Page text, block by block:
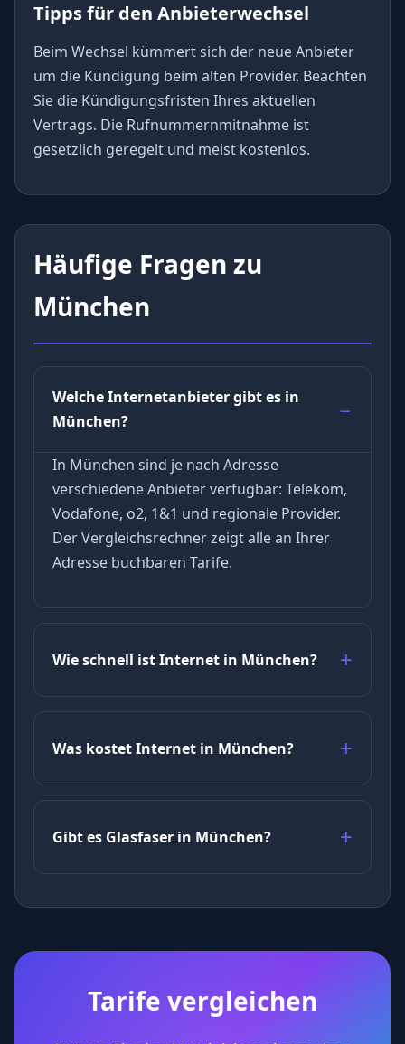
Tipps für den Anbieterwechsel
Beim Wechsel kümmert sich der neue Anbieter
um die Kündigung beim alten Provider. Beachten
Sie die Kündigungsfristen Ihres aktuellen
Vertrags. Die Rufnummernmitnahme ist
gesetzlich geregelt und meist kostenlos.
Häufige Fragen zu
München
Welche Internetanbieter gibt es in
München?
In München sind je nach Adresse
verschiedene Anbieter verfügbar: Telekom,
Vodafone, o2, 1&1 und regionale Provider.
Der Vergleichsrechner zeigt alle an Ihrer
Adresse buchbaren Tarife.
Wie schnell ist Internet in München?
Was kostet Internet in München?
Gibt es Glasfaser in München?
Tarife vergleichen